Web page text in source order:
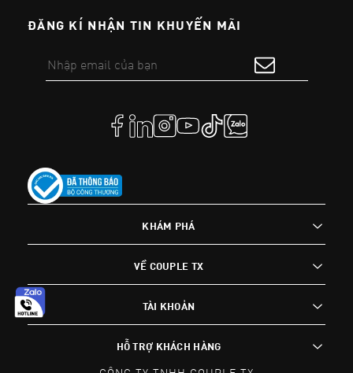
ĐĂNG KÍ NHẬN TIN KHUYẾN MÃI
KHÁM PHÁ
VỀ COUPLE TX
TÀI KHOẢN
HỖ TRỢ KHÁCH HÀNG